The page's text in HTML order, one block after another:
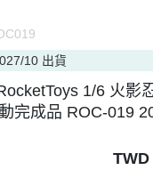
10 出貨
1/6 火影
完成品 ROC-019
TWD